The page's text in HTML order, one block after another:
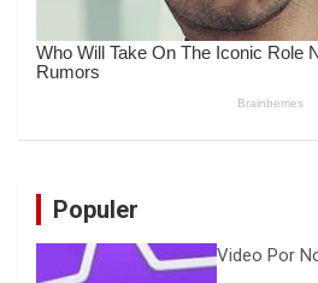
Populer
Video Por